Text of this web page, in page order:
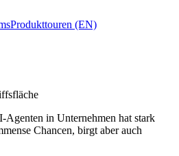
Produkttouren (EN)
in Unternehmen hat stark
Chancen, birgt aber auch